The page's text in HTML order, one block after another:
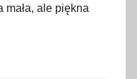
mała, ale piękna